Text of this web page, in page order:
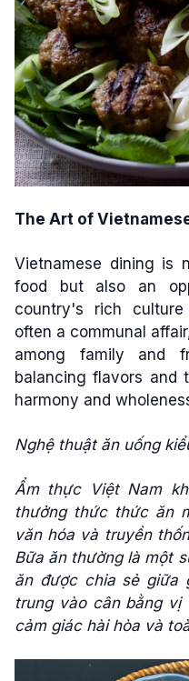
The Art of
Vietnamese dining is
food but also an
country's rich
often a communal
among family and
balancing flavors and
harmony and
Nghệ thuật ăn uống
Ẩm thực Việt Nam
thưởng thức thức ăn
văn hóa và truyền
Bữa ăn thường là một
ăn được chia sẻ giữa
trung vào cân bằng
cảm giác hài hòa và